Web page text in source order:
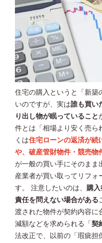
住宅の購入というと「新築
いのですが、実は誰も買い
り出し物が眠っていること
件とは「相場より安く売ら
くは住宅ローンの返済が続
や、破産管財物件・競売物
が一般の買い手にそのまま
産業者が買い取ってリフォ
す。 注意したいのは、 購入
責任を問えない場合がある
渡された物件が契約内容に
減額などを求められる「 契
法改正で、以前の「瑕疵担